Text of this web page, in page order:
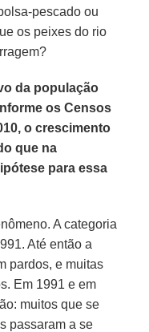
pescado ou
os peixes do rio
da população
os Censos
o crescimento
que na
para essa
A categoria
Até então a
pardos, e muitas
Em 1991 e em
muitos que se
passaram a se